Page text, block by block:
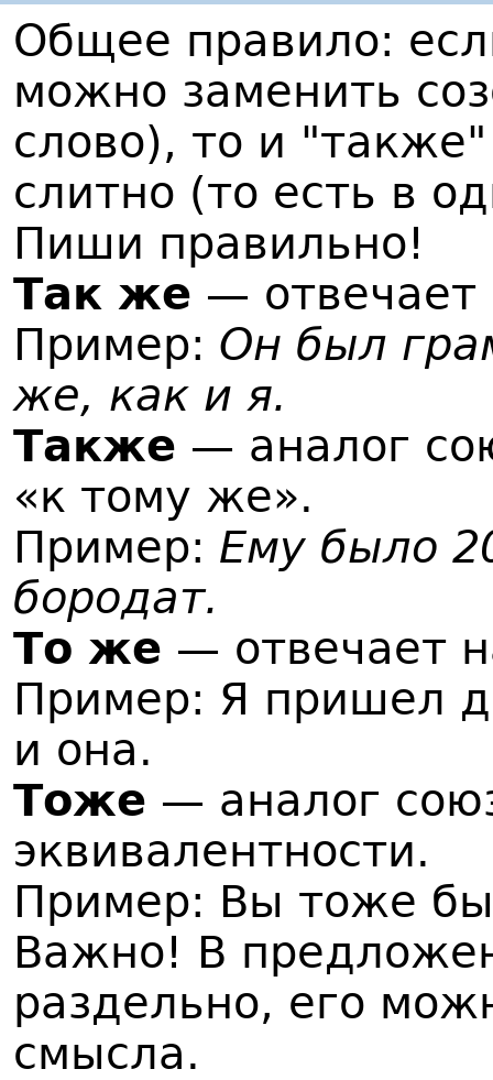
Общее правило:
можно заменить
слово), то и
слитно (то есть в
Пиши правильно!
Так же — отвечает
Пример: Он был
же, как и я.
Также — аналог
«к тому же».
Пример: Ему было
бородат.
То же — отвечает
Пример: Я пришел
и она.
Тоже — аналог
эквивалентности.
Пример: Вы тоже
Важно! В
раздельно, его
смысла.